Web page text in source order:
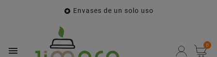
 Envases de un solo uso
 0